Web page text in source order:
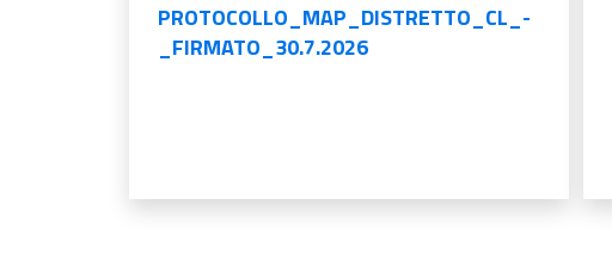
PROTOCOLLO_MAP_DISTRETTO_CL_-
_FIRMATO_30.7.2026